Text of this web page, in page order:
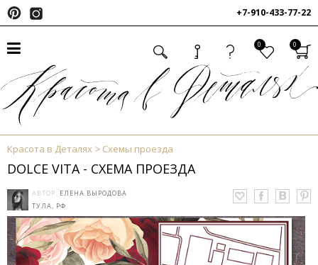
+7-910-433-77-22
0 0
Красота в Деталях Схемы проезда
DOLCE VITA - СХЕМА ПРОЕЗДА
АВТОР: ЕЛЕНА ВЫРОДОВА
ТУЛА, РФ